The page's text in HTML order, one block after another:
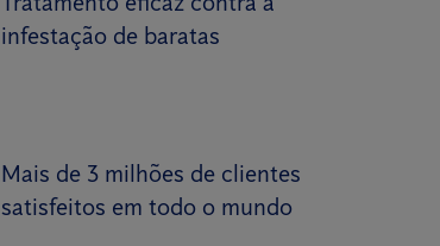
infestação de baratas
Mais de 3 milhões de clientes
satisfeitos em todo o mundo